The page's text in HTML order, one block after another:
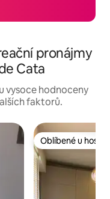
pronájmy
Cata
vysoce hodnoceny
faktorů.
Oblíbené u hostů
Oblíbené u hostů